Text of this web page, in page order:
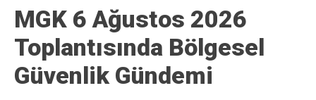
MGK 6 Ağustos 2026
Toplantısında Bölgesel
Güvenlik Gündemi